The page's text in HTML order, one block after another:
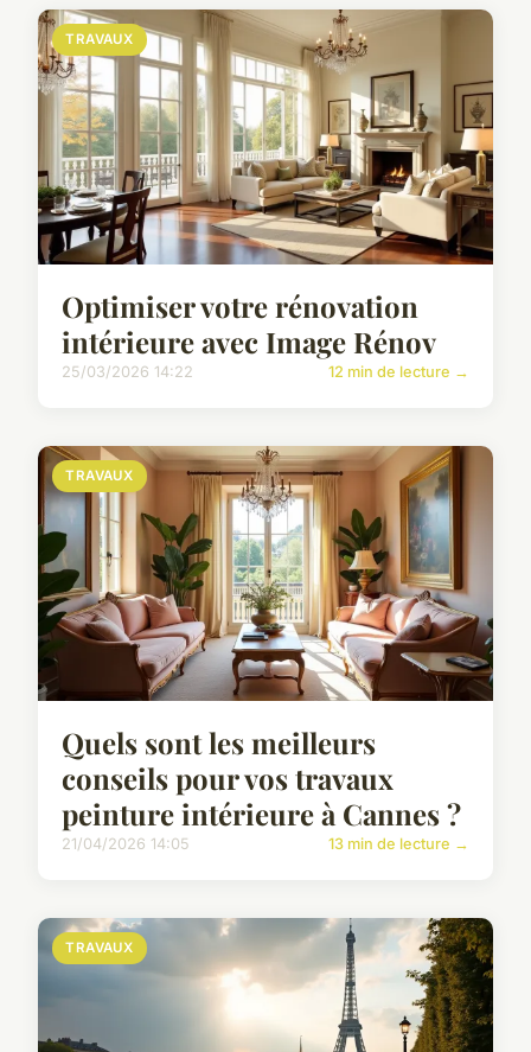
TRAVAUX
Optimiser votre rénovation
intérieure avec Image Rénov
25/03/2026 14:22 12 min de lecture →
TRAVAUX
Quels sont les meilleurs
conseils pour vos travaux
peinture intérieure à Cannes ?
21/04/2026 14:05 13 min de lecture →
TRAVAUX